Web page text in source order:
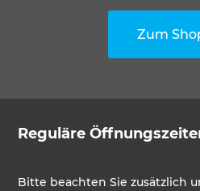
Zum
Reguläre
Bitte beachten Sie zusätzlich